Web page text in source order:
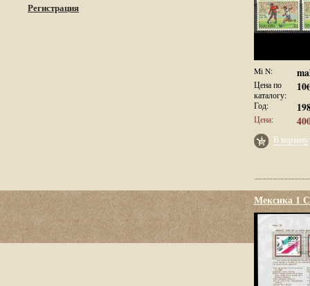
Регистрация
Mi N:
Цена по
каталогу:
Год:
Цена:
В корзину
Мексика 1